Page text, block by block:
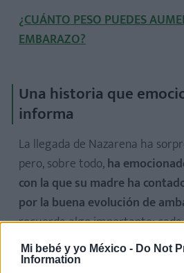
Mi bebé y yo México - Do Not
Information
¿CUÁNTO PESO PUEDES
EMBARAZO?
Una historia que
informa
La llegada de Nazarena ha
pero, sobre todo,ha
con la que su madre ha
por la buena evolución de
recuerda algo importante:
de una manera única, y lo
hija estén acompañadas,